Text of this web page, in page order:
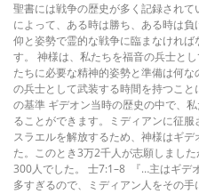
聖書には戦争の歴史が多く記録され
によって、ある時は勝ち、ある時は
仰と姿勢で霊的な戦争に臨まなけれ
す。 神様は、私たちを福音の兵士と
たちに必要な精神的姿勢と準備は何
の兵士として武装する時間を持つこ
の基準 ギデオン当時の歴史の中で、
ることができます。ミディアンに征
スラエルを解放するため、神様はギ
た。このとき3万2千人が志願しまし
300人でした。 士7:1–8 『…主はギデ
多すぎるので、ミディアン人をその